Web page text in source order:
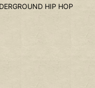
HIP HOP